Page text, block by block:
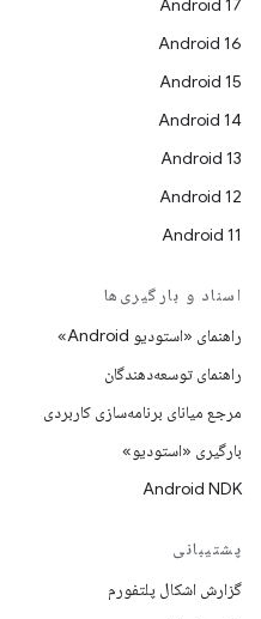
Android 17
Android 16
Android 15
Android 14
Android 13
Android 12
Android 11
اسناد و بارگیری‌ها
راهنمای «استودیو Android»
راهنمای توسعه‌دهندگان
مرجع میانای برنامه‌سازی کاربردی
بارگیری «استودیو»
Android NDK
پشتیبانی
گزارش اشکال پلتفورم